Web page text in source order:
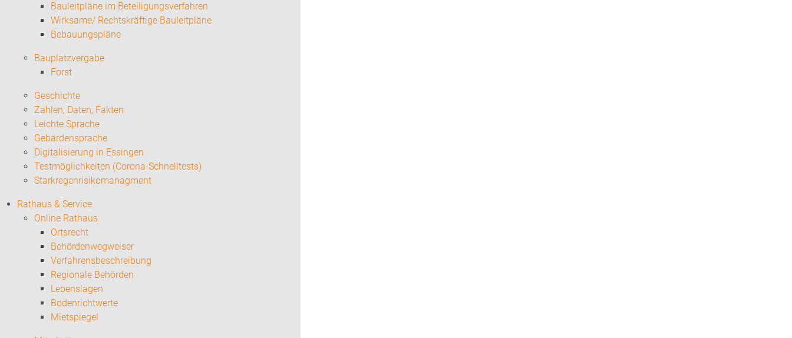
Bauleitpläne im Beteiligungsverfahren
Wirksame/ Rechtskräftige Bauleitpläne
Bebauungspläne
Bauplatzvergabe
Forst
Geschichte
Zahlen, Daten, Fakten
Leichte Sprache
Gebärdensprache
Digitalisierung in Essingen
Testmöglichkeiten (Corona-Schnelltests)
Starkregenrisikomanagment
Rathaus & Service
Online Rathaus
Ortsrecht
Behördenwegweiser
Verfahrensbeschreibung
Regionale Behörden
Lebenslagen
Bodenrichtwerte
Mietspiegel